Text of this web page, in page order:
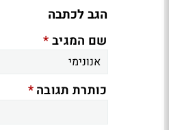
הגב לכתבה
שם המגיב*
כותרת תגובה*